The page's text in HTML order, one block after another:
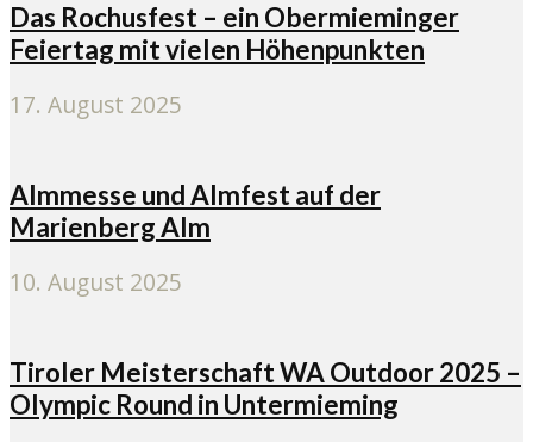
Das Rochusfest – ein Obermieminger
Feiertag mit vielen Höhenpunkten
17. August 2025
Almmesse und Almfest auf der
Marienberg Alm
10. August 2025
Tiroler Meisterschaft WA Outdoor 2025 –
Olympic Round in Untermieming